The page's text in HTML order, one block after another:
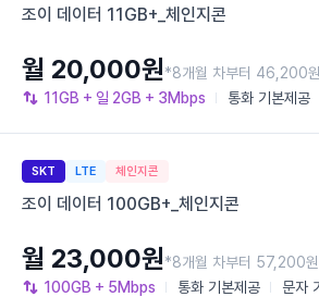
조이 데이터 11GB+_체인지콘
11GB + 일 2GB + 3Mbps 통화 기본제공
월 20,000원*8개월 차부터 46,200원
SKT LTE 체인지콘
조이 데이터 100GB+_체인지콘
100GB + 5Mbps 통화 기본제공 문자
월 23,000원*8개월 차부터 57,200원